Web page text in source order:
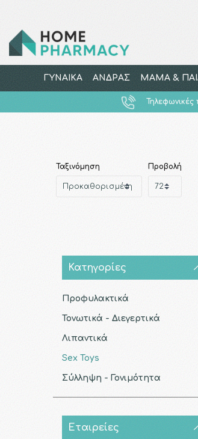
ΓΥΝΑΙΚΑ ΑΝΔΡΑΣ ΜΑΜΑ &
Τηλεφωνικές
Ταξινόμηση Προβολή
Κατηγορίες
Προφυλακτικά
Τονωτικά - Διεγερτικά
Λιπαντικά
Sex Toys
Σύλληψη - Γονιμότητα
Εταιρείες